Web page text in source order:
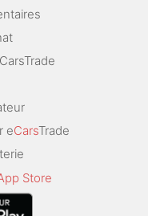
eCarsTrade